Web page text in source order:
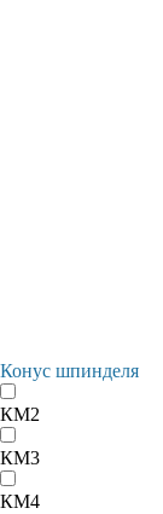
Конус шпинделя
КМ2
КМ3
КМ4